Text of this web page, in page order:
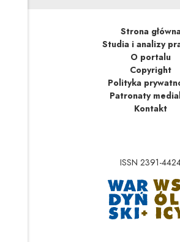
Strona
Studia i analizy
O portalu
Copyright
Polityka
Patronaty
Kontakt
ISSN 2391-